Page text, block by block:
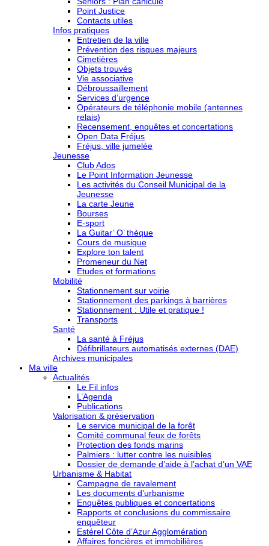
Point Justice
Contacts utiles
Infos pratiques
Entretien de la ville
Prévention des risques majeurs
Cimetières
Objets trouvés
Vie associative
Débroussaillement
Services d’urgence
Opérateurs de téléphonie mobile (antennes
relais)
Recensement, enquêtes et concertations
Open Data Fréjus
Fréjus, ville jumelée
Jeunesse
Club Ados
Le Point Information Jeunesse
Les activités du Conseil Municipal de la
Jeunesse
La carte Jeune
Bourses
E-sport
La Guitar’ O’ thèque
Cours de musique
Explore ton talent
Promeneur du Net
Etudes et formations
Mobilité
Stationnement sur voirie
Stationnement des parkings à barrières
Stationnement : Utile et pratique !
Transports
Santé
La santé à Fréjus
Défibrillateurs automatisés externes (DAE)
Archives municipales
Ma ville
Actualités
Le Fil infos
L’Agenda
Publications
Valorisation & préservation
Le service municipal de la forêt
Comité communal feux de forêts
Protection des fonds marins
Palmiers : lutter contre les nuisibles
Dossier de demande d’aide à l’achat d’un VAE
Urbanisme & Habitat
Campagne de ravalement
Les documents d’urbanisme
Enquêtes publiques et concertations
Rapports et conclusions du commissaire
enquêteur
Estérel Côte d’Azur Agglomération
Affaires foncières et immobilières